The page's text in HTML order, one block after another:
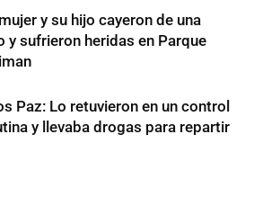
y su hijo cayeron de una
y sufrieron heridas en Parque
Paz: Lo retuvieron en un control
y llevaba drogas para repartir